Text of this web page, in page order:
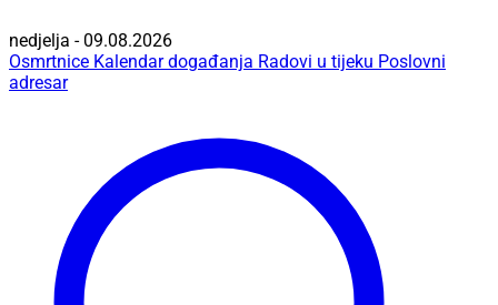
nedjelja - 09.08.2026
Osmrtnice Kalendar događanja Radovi u tijeku Poslovni
adresar